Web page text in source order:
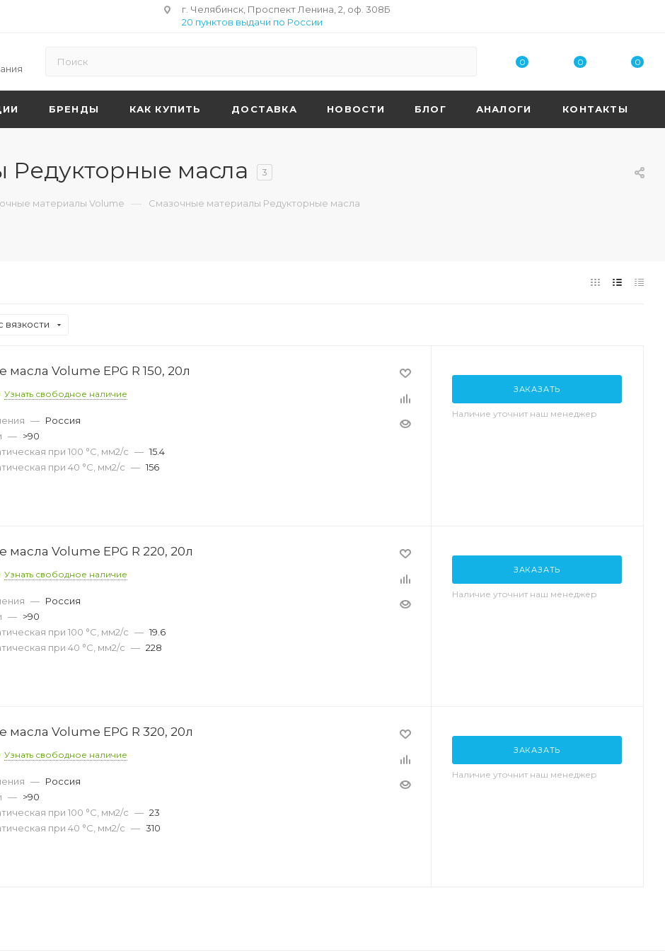
г. Челябинск, Проспект Ленина, 2, оф. 308Б
20 пунктов выдачи по России
0 0 0
БРЕНДЫ КАК КУПИТЬ ДОСТАВКА НОВОСТИ БЛОГ АНАЛОГИ КОНТАКТЫ
масла 3
материалы Volume — Смазочные материалы Редукторные масла
вязкости
масла Volume EPG R 150, 20л
Узнать свободное наличие
— Россия
— >90
при 100 °С, мм2/с — 15.4
при 40 °С, мм2/с — 156
ЗАКАЗАТЬ
Наличие уточнит наш менеджер
масла Volume EPG R 220, 20л
Узнать свободное наличие
— Россия
— >90
при 100 °С, мм2/с — 19.6
при 40 °С, мм2/с — 228
ЗАКАЗАТЬ
Наличие уточнит наш менеджер
масла Volume EPG R 320, 20л
Узнать свободное наличие
— Россия
— >90
при 100 °С, мм2/с — 23
при 40 °С, мм2/с — 310
ЗАКАЗАТЬ
Наличие уточнит наш менеджер